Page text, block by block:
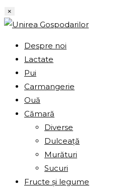
Skip
to
×
Despre noi
Lactate
Pui
Carmangerie
Ouă
Cămară
Diverse
Dulceață
Murături
Sucuri
Fructe și legume